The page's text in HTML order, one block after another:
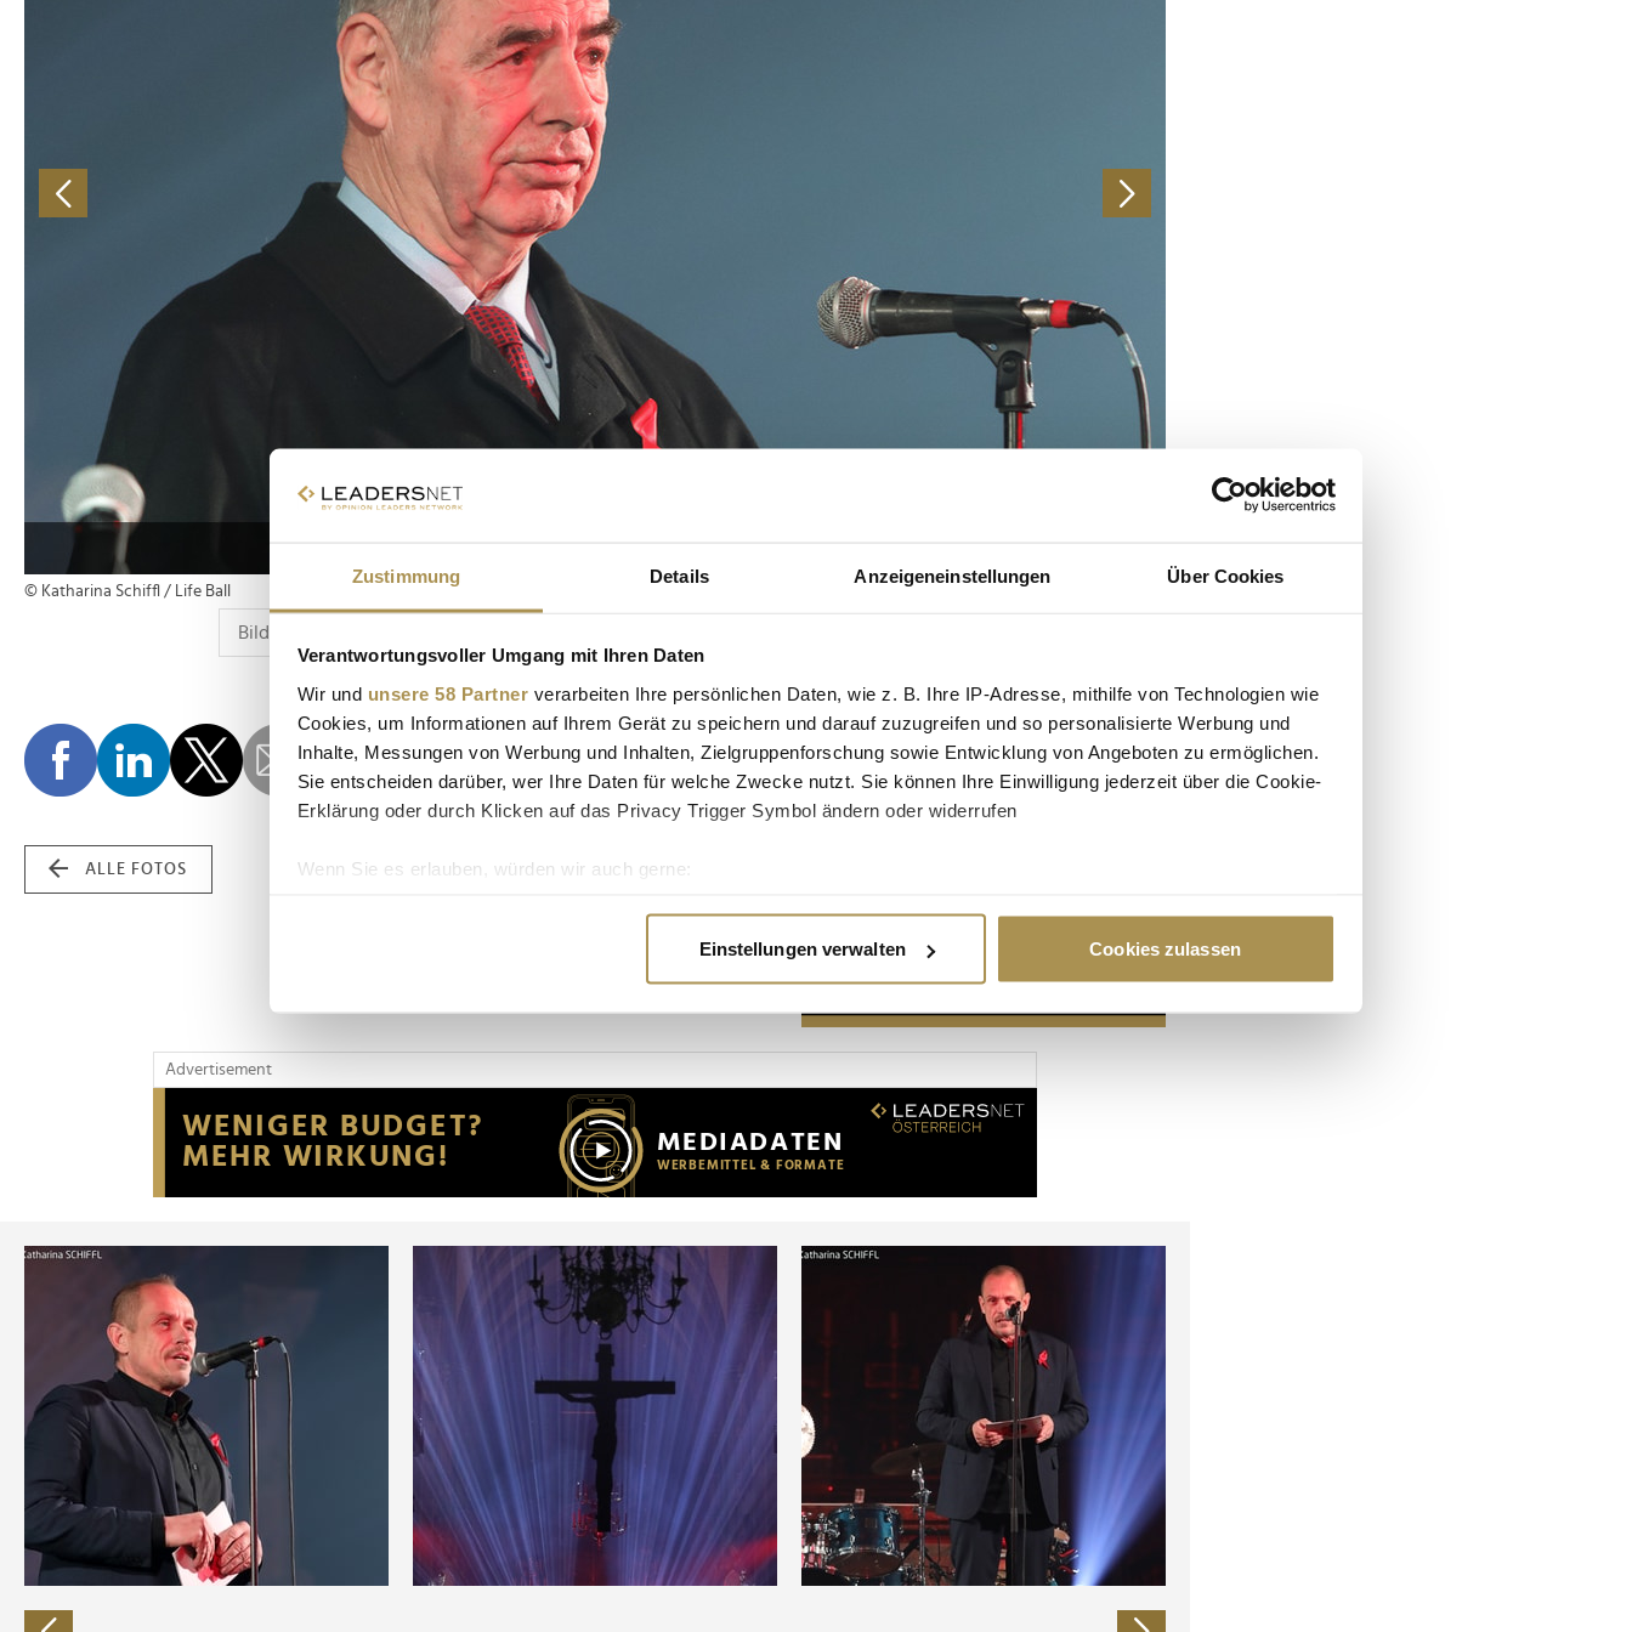
Zustimmung Details Anzeigeneinstellungen Über Cookies
Verantwortungsvoller Umgang mit Ihren Daten
Wir und unsere 58 Partner verarbeiten Ihre persönlichen Daten, wie z. B. Ihre IP-Adresse, mithilfe von Technologien wie
Cookies, um Informationen auf Ihrem Gerät zu speichern und darauf zuzugreifen und so personalisierte Werbung und
Inhalte, Messungen von Werbung und Inhalten, Zielgruppenforschung sowie Entwicklung von Angeboten zu ermöglichen.
Sie entscheiden darüber, wer Ihre Daten für welche Zwecke nutzt. Sie können Ihre Einwilligung jederzeit über die Cookie-
Erklärung oder durch Klicken auf das Privacy Trigger Symbol ändern oder widerrufen
Wenn Sie es erlauben, würden wir auch gerne:
Erfahren Sie mehr darüber, wie Ihre persönlichen Daten verarbeitet werden, und legen Sie Ihre Präferenzen im
Wir verwenden Cookies, um Inhalte und Anzeigen zu personalisieren, Funktionen für soziale Medien anbieten zu können
Website an unsere Partner für soziale Medien, Werbung und Analysen weiter. Unsere Partner führen diese Informationen
möglicherweise mit weiteren Daten zusammen, die Sie ihnen bereitgestellt haben oder die sie im Rahmen Ihrer Nutzung
der Dienste gesammelt haben.
Einstellungen verwalten Cookies zulassen
© Katharina Schiffl / Life Ball
ALLE FOTOS
Advertisement
Advertisement